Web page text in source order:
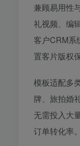
兼顾易用性
礼视频、编
客户CRM系
置客片版权
模板适配多
牌、旅拍婚
无需投入大
订单转化率。